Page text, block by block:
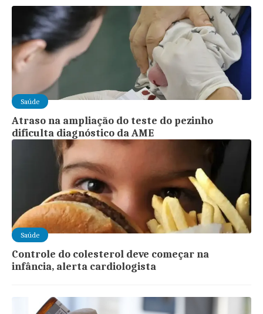
Saúde
Atraso na ampliação do teste do pezinho
dificulta diagnóstico da AME
Saúde
Controle do colesterol deve começar na
infância, alerta cardiologista